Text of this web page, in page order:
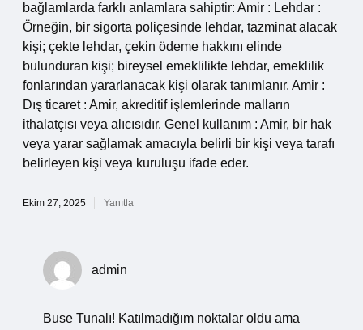
bağlamlarda farklı anlamlara sahiptir: Amir : Lehdar :
Örneğin, bir sigorta poliçesinde lehdar, tazminat alacak
kişi; çekte lehdar, çekin ödeme hakkını elinde
bulunduran kişi; bireysel emeklilikte lehdar, emeklilik
fonlarından yararlanacak kişi olarak tanımlanır. Amir :
Dış ticaret : Amir, akreditif işlemlerinde malların
ithalatçısı veya alıcısıdır. Genel kullanım : Amir, bir hak
veya yarar sağlamak amacıyla belirli bir kişi veya tarafı
belirleyen kişi veya kuruluşu ifade eder.
Ekim 27, 2025 Yanıtla
admin
Buse Tunalı! Katılmadığım noktalar oldu ama